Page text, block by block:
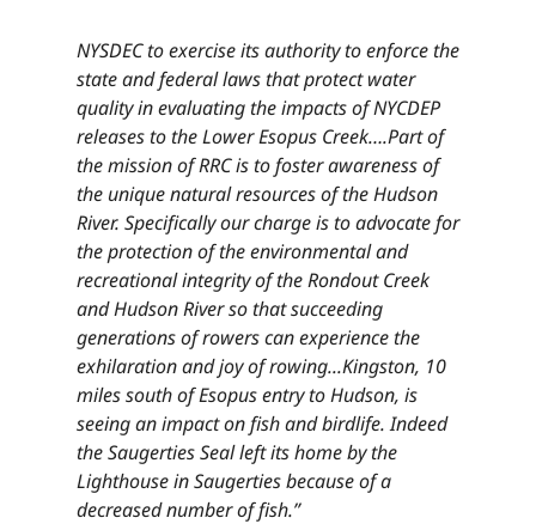
NYSDEC to exercise its authority to enforce the
state and federal laws that protect water
quality in evaluating the impacts of NYCDEP
releases to the Lower Esopus Creek….Part of
the mission of RRC is to foster awareness of
the unique natural resources of the Hudson
River. Specifically our charge is to advocate for
the protection of the environmental and
recreational integrity of the Rondout Creek
and Hudson River so that succeeding
generations of rowers can experience the
exhilaration and joy of rowing...Kingston, 10
miles south of Esopus entry to Hudson, is
seeing an impact on fish and birdlife. Indeed
the Saugerties Seal left its home by the
Lighthouse in Saugerties because of a
decreased number of fish.”​​​​‌ ‍ ​‍​‍‌‍ ‌ ​‍‌‍‍‌‌‍‌ ‌‍‍‌‌‍ ‍​‍​‍​ ‍‍​‍​‍‌ ​ ‌‍​‌‌‍ ‍‌‍‍‌‌ ‌​‌ ‍‌​‍ ‍‌‍‍‌‌‍ ​‍​‍​‍ ​​‍​‍‌‍‍​‌ ​‍‌‍‌‌‌‍‌‍​‍​‍​ ‍‍​‍​‍‌‍‍​‌ ‌​‌ ‌​‌ ​​‌ ​ ​ ‍‍​‍ ​‍ ‌‍​ ‌‍ ‌‌ ​ ​‍ ‍‌‍ ‌‌‍​‌‌‍‍‌‌‍ ‍​‍ ‍​ ​‍​ ​​​ ​‍​ ‌​‌ ​‍‌‍‌‌‌‍‌​‌‍‌‌‌ ​ ‌‍‍‌‌‍‌ ‌‍ ‍​‍ ‍‌ ​‍‌‍‍‌‌ ‌‍‌‍‌‌‌ ​‍‌‍‍ ‌‍‌‌‌‍‌‌‌ ​​‌‍‌‌‌ ​‍​‍ ‍‌‍ ‌ ​‍‌‍‌ ​‍ ‌‍‍‌‌‍ ‍‌ ‌​‌‍‌‌‌‍ ‍‌ ‌​​‍ ‌‍‌‌‌‍‌​‌‍‍‌‌ ‌​​‍ ‌‍ ‌‌‍ ‌‍‌​‌‍‌‌​ ‌‌ ​​‌ ​‍‌‍‌‌‌ ​ ‌‍‌‌‌‍ ‍‌ ‌​‌‍​‌‌ ‌​‌‍‍‌‌‍ ‌‍ ‍​ ‍ ‌‍‍‌‌‍‌​​ ‌​ ‌ ​ ​‌​ ​‌​ ​‌​ ​ ‌‍​‌​ ​​​ ​ ​‍ ‌​ ​‌​ ‌​​ ‌‌‌‍​ ​‍ ‌​ ‌​‌‍​‍​ ‌‌​ ‌ ​‍ ‌‌‍​‍​ ​​​ ‌‍‌‍​ ​‍ ‌​ ​​​ ‌ ​ ‌‌​ ​​​ ‍‌​ ​ ​ ​‍‌‍‌‍​ ​​​ ‍‌​ ​‌‌‍​‌​ ‍ ‌ ‌​‌ ‍‌‌ ​​‌‍‌‌​ ‌‌‍​‌‌ ​‍‌ ‌​‌‍‍‌‌‍​ ‌‍ ​‌‍‌‌​ ‍ ‌ ​​‌‍​‌‌ ‌​‌‍‍​​ ‌‌‍​ ‌‍ ‌‍ ‍‌ ‌​‌‍‌‌‌‍ ‍‌ ‌​​‍‌‌​ ‌‌‌​​‍‌‌ ‌‍‍ ‌‍‌‌‌ ‍‌​‍‌‌​ ​ ‌​‌​​‍‌‌​ ​ ‌​‌​​‍‌‌​ ​‍​ ​‍‌‍​‍​ ​‍‌‍​‍​ ‌‍​ ​‌​ ‌ ​ ‌​‌‍​ ​ ‌ ​ ‌​​ ‍‌​ ‌​​‍‌‌​ ​‍​ ​‍​‍‌‌​ ‌‌‌​‌​​‍ ‍‌‍​ ‌‍‍​‌‍‍‌‌‍ ​‌‍‌​‌ ​‍‌‍‌‌‌‍ ‍​‍‌‌​ ‌‌‌​​‍‌‌ ‌‍‍ ‌‍‌‌‌ ‍‌​‍‌‌​ ​ ‌​‌​​‍‌‌​ ​ ‌​‌​​‍‌‌​ ​‍​ ​‍‌‍​‍​ ​‍‌‍​‍​ ‌‍​ ​‌​ ‌ ​ ‌​‌‍​ ​ ‌ ​ ‌​​ ‍‌​ ‌​​ ​​​‍‌‌​ ​‍​ ​‍​‍‌‌​ ‌‌‌​‌​​‍ ‍‌ ‌​‌‍‌‌‌ ‍​‌ ‌​​ ‌‍​‍‌‍​‌‌ ​ ‌‍‌‌‌‌‌‌‌ ​‍‌‍ ​​ ‌‌‍‍​‌ ‌​‌ ‌​‌ ​​‌ ​ ​‍‌‌​ ​ ‌​​‌​‍‌‌​ ​‍‌​‌‍​‍‌‌​ ​‍‌​‌‍‌‍​ ‌‍ ‌‌ ​ ​‍ ‍‌‍ ‌‌‍​‌‌‍‍‌‌‍ ‍​‍ ‍​ ​‍​ ​​​ ​‍​ ‌​‌ ​‍‌‍‌‌‌‍‌​‌‍‌‌‌ ​ ‌‍‍‌‌‍‌ ‌‍ ‍​‍ ‍‌ ​‍‌‍‍‌‌ ‌‍‌‍‌‌‌ ​‍‌‍‍ ‌‍‌‌‌‍‌‌‌ ​​‌‍‌‌‌ ​‍​‍ ‍‌‍ ‌ ​‍‌‍‌ ​‍‌‍‌‍‍‌‌‍‌​​ ‌​ ‌ ​ ​‌​ ​‌​ ​‌​ ​ ‌‍​‌​ ​​​ ​ ​‍ ‌​ ​‌​ ‌​​ ‌‌‌‍​ ​‍ ‌​ ‌​‌‍​‍​ ‌‌​ ‌ ​‍ ‌‌‍​‍​ ​​​ ‌‍‌‍​ ​‍ ‌​ ​​​ ‌ ​ ‌‌​ ​​​ ‍‌​ ​ ​ ​‍‌‍‌‍​ ​​​ ‍‌​ ​‌‌‍​‌​‍‌‍‌ ‌​‌ ‍‌‌ ​​‌‍‌‌​ ‌‌‍​‌‌ ​‍‌ ‌​‌‍‍‌‌‍​ ‌‍ ​‌‍‌‌​‍‌‍‌ ​​‌‍​‌‌ ‌​‌‍‍​​ ‌‌‍​ ‌‍ ‌‍ ‍‌ ‌​‌‍‌‌‌‍ ‍‌ ‌​​‍‌‌​ ‌‌‌​​‍‌‌ ‌‍‍ ‌‍‌‌‌ ‍‌​‍‌‌​ ​ ‌​‌​​‍‌‌​ ​ ‌​‌​​‍‌‌​ ​‍​ ​‍‌‍​‍​ ​‍‌‍​‍​ ‌‍​ ​‌​ ‌ ​ ‌​‌‍​ ​ ‌ ​ ‌​​ ‍‌​ ‌​​‍‌‌​ ​‍​ ​‍​‍‌‌​ ‌‌‌​‌​​‍ ‍‌‍​ ‌‍‍​‌‍‍‌‌‍ ​‌‍‌​‌ ​‍‌‍‌‌‌‍ ‍​‍‌‌​ ‌‌‌​​‍‌‌ ‌‍‍ ‌‍‌‌‌ ‍‌​‍‌‌​ ​ ‌​‌​​‍‌‌​ ​ ‌​‌​​‍‌‌​ ​‍​ ​‍‌‍​‍​ ​‍‌‍​‍​ ‌‍​ ​‌​ ‌ ​ ‌​‌‍​ ​ ‌ ​ ‌​​ ‍‌​ ‌​​ ​​​‍‌‌​ ​‍​ ​‍​‍‌‌​ ‌‌‌​‌​​‍ ‍‌ ‌​‌‍‌‌‌ ‍​‌ ‌​​‍‌‍‌ ​​‌‍‌‌‌ ​‍‌ ​ ‌ ​​‌‍‌‌‌‍​ ‌ ‌​‌‍‍‌‌ ‌‍‌‍‌‌​ ‌‌ ​​‌ ‌‌‌‍​‍‌‍ ​‌‍‍‌‌ ​ ‌‍‍​‌‍‌‌‌‍‌​​‍​‍‌ ‌